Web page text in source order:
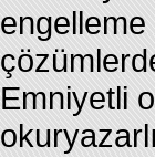
Emniyetli